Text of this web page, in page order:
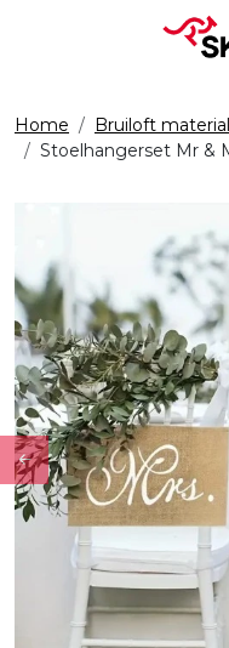
Home Bruiloft
Stoelhangerset Mr &
Previous